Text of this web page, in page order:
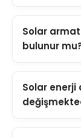
içerisindeki
ortalama
Solar
bulunur
anında
Solar enerji